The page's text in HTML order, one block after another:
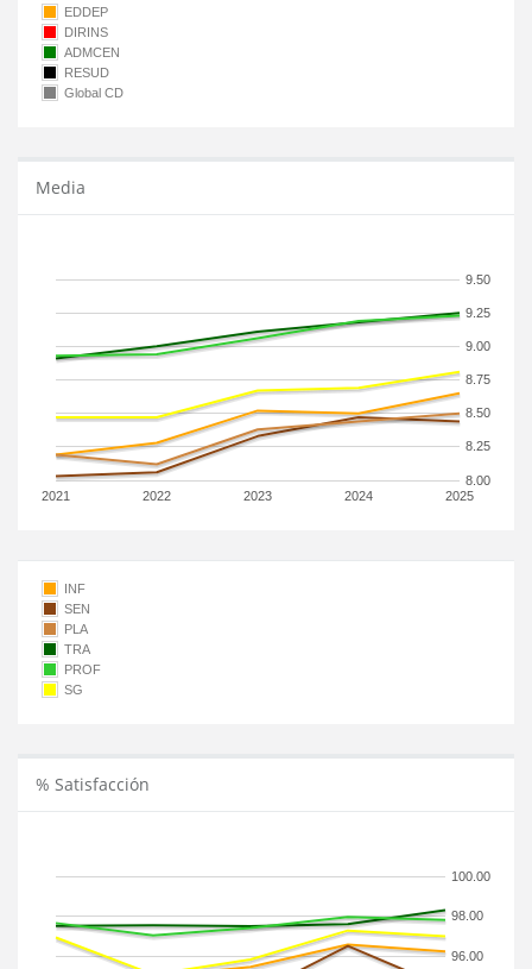
EDDEP
DIRINS
ADMCEN
RESUD
Global CD
Media
2021 2022 2023 2024 2025
8.00
8.25
8.50
8.75
9.00
9.25
9.50
INF
SEN
PLA
TRA
PROF
SG
% Satisfacción
96.00
98.00
100.00